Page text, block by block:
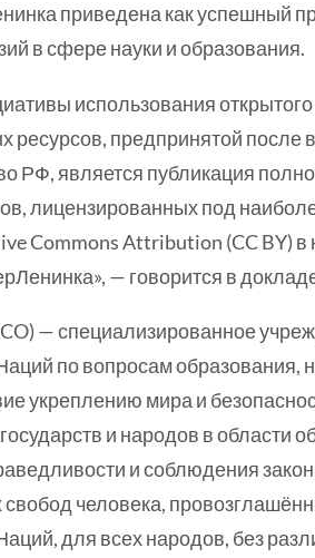
приведена как успешный
в сфере науки и образования.
использования
ресурсов, предпринятой после
РФ, является публикация
лицензированных под
Commons Attribution (CC BY) в
— говорится в
— специализированное
по вопросам образования,
укреплению мира и
и народов в области
и соблюдения
человека,
для всех народов, без